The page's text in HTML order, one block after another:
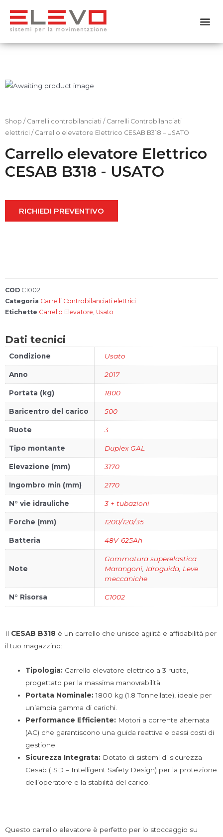
Home
Usato
Noleggio
Servizi
tuo carrello
Shop / Carrelli controbilanciati / Carrelli Controbilanciati
elettrici / Carrello elevatore Elettrico CESAB B318 – USATO
Carrello elevatore Elettrico
CESAB B318 - USATO
RICHIEDI PREVENTIVO
COD C1002
Categoria Carrelli Controbilanciati elettrici
Etichette Carrello Elevatore, Usato
Dati tecnici
Condizione Usato
Anno 2017
Portata (kg) 1800
Baricentro del carico 500
Ruote 3
Tipo montante Duplex GAL
Elevazione (mm) 3170
Ingombro min (mm) 2170
N° vie idrauliche 3 + tubazioni
Forche (mm) 1200/120/35
Batteria 48V-625Ah
Note
Gommatura superelastica
Marangoni Idroguida Leve
meccaniche
N° Risorsa C1002
Il CESAB B318 è un carrello che unisce agilità e affidabilità per
il tuo magazzino:
Tipologia: Carrello elevatore elettrico a 3 ruote,
progettato per la massima manovrabilità.
Portata Nominale: 1800 kg (1.8 Tonnellate), ideale per
un’ampia gamma di carichi.
Performance Efficiente: Motori a corrente alternata
(AC) che garantiscono una guida reattiva e bassi costi di
gestione.
Sicurezza Integrata: Dotato di sistemi di sicurezza
Cesab (ISD – Intelligent Safety Design) per la protezione
dell’operatore e la stabilità del carico.
Questo carrello elevatore è perfetto per lo stoccaggio su